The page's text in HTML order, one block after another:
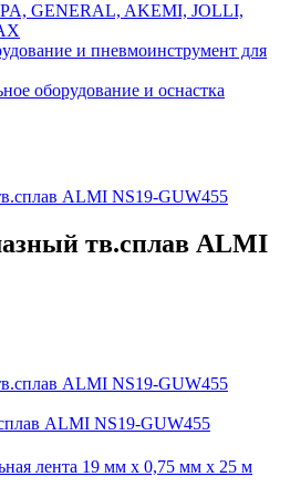
GENERAL, AKEMI, JOLLI,
и пневмоинструмент для
оборудование и оснастка
тв.сплав ALMI
ALMI NS19-GUW455